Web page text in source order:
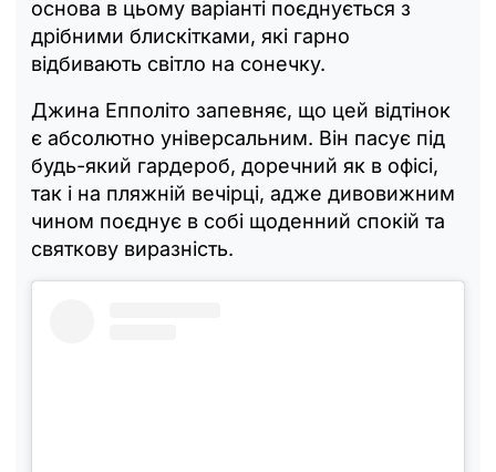
основа в цьому варіанті поєднується з
дрібними блискітками, які гарно
відбивають світло на сонечку.
Джина Епполіто запевняє, що цей відтінок
є абсолютно універсальним. Він пасує під
будь-який гардероб, доречний як в офісі,
так і на пляжній вечірці, адже дивовижним
чином поєднує в собі щоденний спокій та
святкову виразність.